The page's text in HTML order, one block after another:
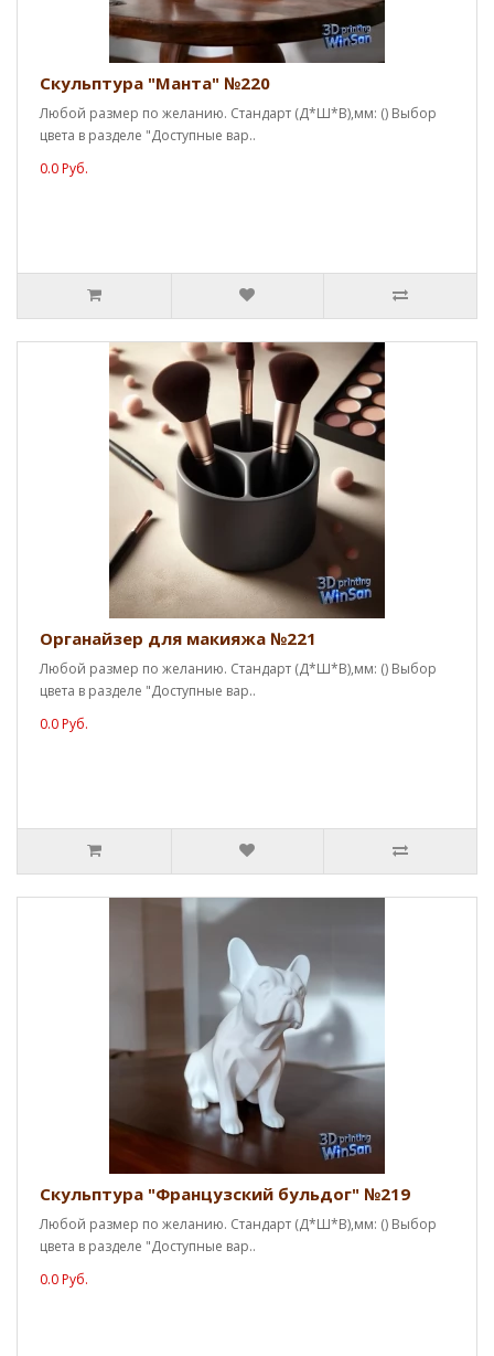
Скульптура "Манта" №220
Любой размер по желанию. Стандарт (Д*Ш*В),мм: () Выбор
цвета в разделе "Доступные вар..
0.0 Руб.
Органайзер для макияжа №221
Любой размер по желанию. Стандарт (Д*Ш*В),мм: () Выбор
цвета в разделе "Доступные вар..
0.0 Руб.
Скульптура "Французский бульдог" №219
Любой размер по желанию. Стандарт (Д*Ш*В),мм: () Выбор
цвета в разделе "Доступные вар..
0.0 Руб.